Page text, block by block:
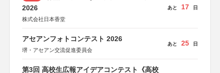
2026
株式会社日本香堂
あと 17 日
アセアンフォトコンテスト 2026
堺・アセアン交流促進委員会
あと 25 日
第3回 高校生広報アイデアコンテスト《高校